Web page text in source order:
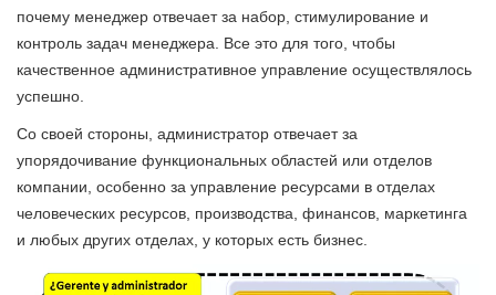
почему менеджер отвечает за набор, стимулирование и
контроль задач менеджера. Все это для того, чтобы
качественное административное управление осуществлялось
успешно.
Со своей стороны, администратор отвечает за
упорядочивание функциональных областей или отделов
компании, особенно за управление ресурсами в отделах
человеческих ресурсов, производства, финансов, маркетинга
и любых других отделах, у которых есть бизнес.